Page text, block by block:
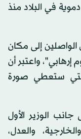
في البلاد منذ
الواصلين إلى مكان
واعتبر أن
التي ستعطي صورة
الوزير الأول
والعدل،